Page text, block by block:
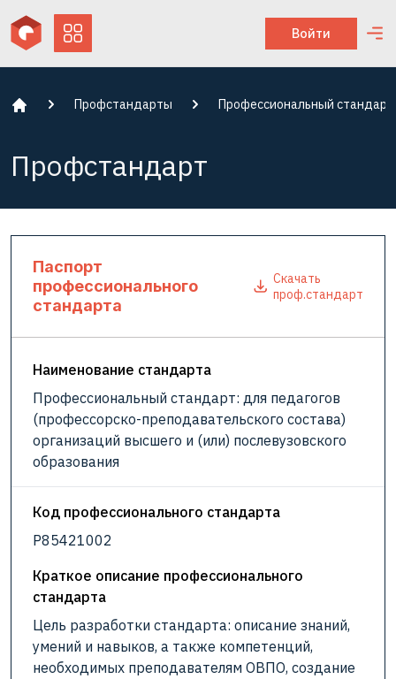
Войти
Профстандарты Профессиональный
Профстандарт
Паспорт
профессионального
стандарта
Скачать
проф.стандарт
Наименование стандарта
Профессиональный стандарт: для педагогов
(профессорско-преподавательского состава)
организаций высшего и (или) послевузовского
образования
Код профессионального стандарта
P85421002
Краткое описание профессионального
стандарта
Цель разработки стандарта: описание знаний,
умений и навыков, а также компетенций,
необходимых преподавателям ОВПО, создание